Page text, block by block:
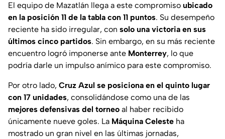
El equipo de Mazatlán llega a este compromiso ubicado
en la posición 11 de la tabla con 11 puntos. Su desempeño
reciente ha sido irregular, con solo una victoria en sus
últimos cinco partidos. Sin embargo, en su más reciente
encuentro logró imponerse ante Monterrey, lo que
podría darle un impulso anímico para este compromiso.
Por otro lado, Cruz Azul se posiciona en el quinto lugar
con 17 unidades, consolidándose como una de las
mejores defensivas del torneo al haber recibido
únicamente nueve goles. La Máquina Celeste ha
mostrado un gran nivel en las últimas jornadas,